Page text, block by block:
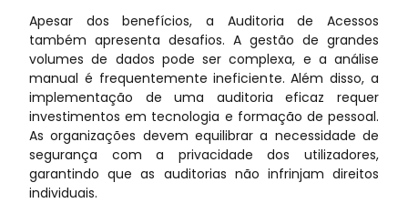
Apesar dos benefícios, a Auditoria de Acessos
também apresenta desafios. A gestão de grandes
volumes de dados pode ser complexa, e a análise
manual é frequentemente ineficiente. Além disso, a
implementação de uma auditoria eficaz requer
investimentos em tecnologia e formação de pessoal.
As organizações devem equilibrar a necessidade de
segurança com a privacidade dos utilizadores,
garantindo que as auditorias não infrinjam direitos
individuais.